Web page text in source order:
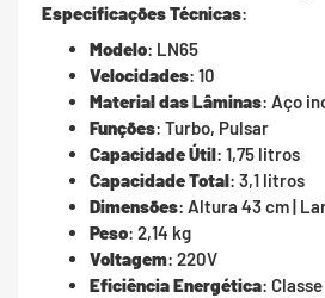
Especificações Técnicas:
Modelo: LN65
Velocidades: 10
Material das Lâminas: Aço
Funções: Turbo, Pulsar
Capacidade Útil: 1,75 litros
Capacidade Total: 3,1 litros
Dimensões: Altura 43 cm |
Peso: 2,14 kg
Voltagem: 220V
Eficiência Energética: